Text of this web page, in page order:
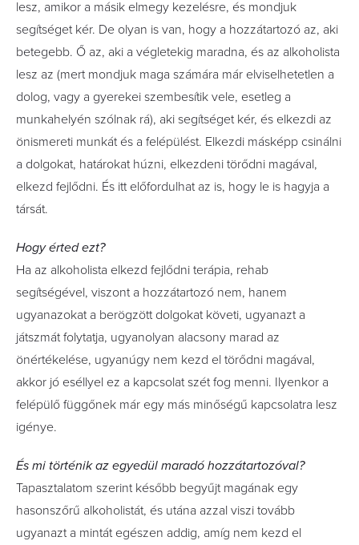
lesz, amikor a másik elmegy kezelésre, és mondjuk
segítséget kér. De olyan is van, hogy a hozzátartozó az, aki
betegebb. Ő az, aki a végletekig maradna, és az alkoholista
lesz az (mert mondjuk maga számára már elviselhetetlen a
dolog, vagy a gyerekei szembesítik vele, esetleg a
munkahelyén szólnak rá), aki segítséget kér, és elkezdi az
önismereti munkát és a felépülést. Elkezdi másképp csinálni
a dolgokat, határokat húzni, elkezdeni törődni magával,
elkezd fejlődni. És itt előfordulhat az is, hogy le is hagyja a
társát.
Hogy érted ezt?
Ha az alkoholista elkezd fejlődni terápia, rehab
segítségével, viszont a hozzátartozó nem, hanem
ugyanazokat a berögzött dolgokat követi, ugyanazt a
játszmát folytatja, ugyanolyan alacsony marad az
önértékelése, ugyanúgy nem kezd el törődni magával,
akkor jó eséllyel ez a kapcsolat szét fog menni. Ilyenkor a
felépülő függőnek már egy más minőségű kapcsolatra lesz
igénye.
És mi történik az egyedül maradó hozzátartozóval?
Tapasztalatom szerint később begyűjt magának egy
hasonszőrű alkoholistát, és utána azzal viszi tovább
ugyanazt a mintát egészen addig, amíg nem kezd el